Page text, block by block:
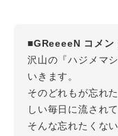
■GReeeeN コメン
沢山の『ハジメマ
いきます。
そのどれもが忘れ
しい毎日に流され
そんな忘れたくな